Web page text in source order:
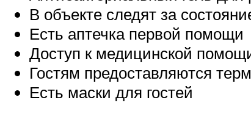
В объекте следят за
Есть аптечка первой помощи
Доступ к медицинской
Гостям предоставляются
Есть маски для гостей